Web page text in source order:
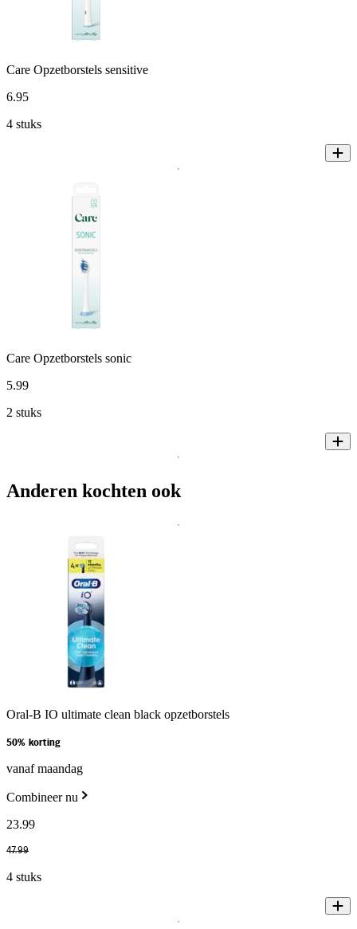
Care Opzetborstels sensitive
6.95
4 stuks
Care Opzetborstels sonic
5.99
2 stuks
Anderen kochten ook
Oral-B IO ultimate clean black opzetborstels
50% korting
vanaf maandag
Combineer nu
23.99
47.99
4 stuks